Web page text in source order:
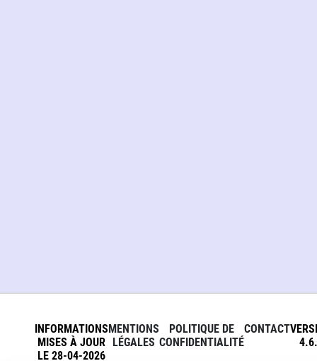
INFORMATIONS
MISES À JOUR
LE 28-04-2026
MENTIONS
LÉGALES
POLITIQUE DE
CONFIDENTIALITÉ
CONTACT